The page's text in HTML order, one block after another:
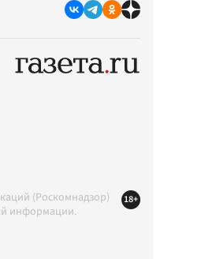
(Роскомнадзор)
информации.
18+